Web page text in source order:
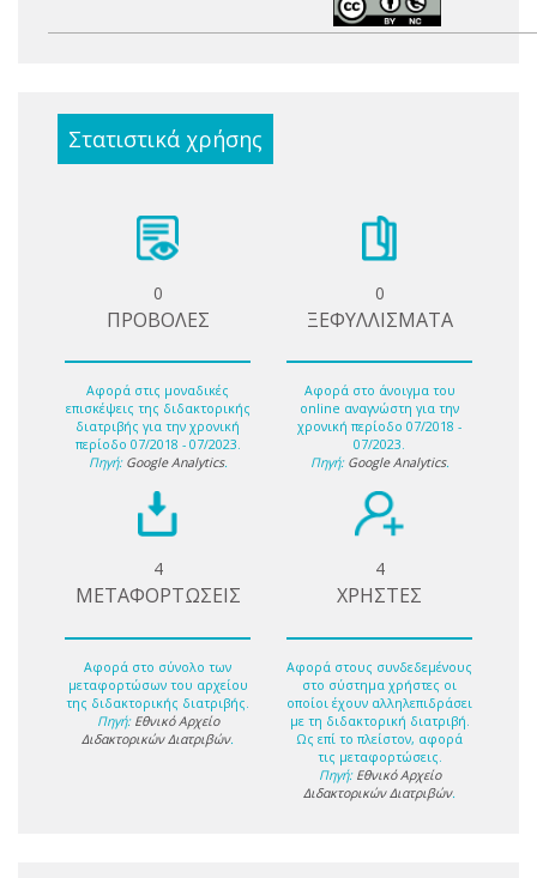
Στατιστικά χρήσης
0
ΠΡΟΒΟΛΕΣ
Αφορά στις μοναδικές
επισκέψεις της διδακτορικής
διατριβής για την χρονική
περίοδο 07/2018 - 07/2023.
Πηγή: Google Analytics.
0
ΞΕΦΥΛΛΙΣΜΑΤΑ
Αφορά στο άνοιγμα του
online αναγνώστη για την
χρονική περίοδο 07/2018 -
07/2023.
Πηγή: Google Analytics.
4
ΜΕΤΑΦΟΡΤΩΣΕΙΣ
Αφορά στο σύνολο των
μεταφορτώσων του αρχείου
της διδακτορικής διατριβής.
Πηγή: Εθνικό Αρχείο
Διδακτορικών Διατριβών.
4
ΧΡΗΣΤΕΣ
Αφορά στους συνδεδεμένους
στο σύστημα χρήστες οι
οποίοι έχουν αλληλεπιδράσει
με τη διδακτορική διατριβή.
Ως επί το πλείστον, αφορά
τις μεταφορτώσεις.
Πηγή: Εθνικό Αρχείο
Διδακτορικών Διατριβών.